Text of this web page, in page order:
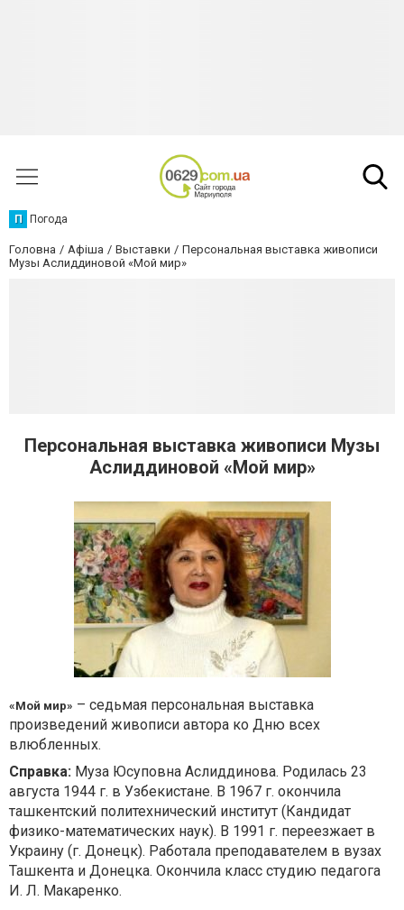
П Погода
Головна Афіша Выставки
Персональная выставка живописи
Музы Аслиддиновой «Мой мир»
Персональная выставка живописи Музы
Аслиддиновой «Мой мир»
«Мой мир» – седьмая персональная выставка
произведений живописи автора ко Дню всех
влюбленных.
Справка: Муза Юсуповна Аслиддинова. Родилась 23
августа 1944 г. в Узбекистане. В 1967 г. окончила
ташкентский политехнический институт (Кандидат
физико-математических наук). В 1991 г. переезжает в
Украину (г. Донецк). Работала преподавателем в вузах
Ташкента и Донецка. Окончила класс студию педагога
И. Л. Макаренко.